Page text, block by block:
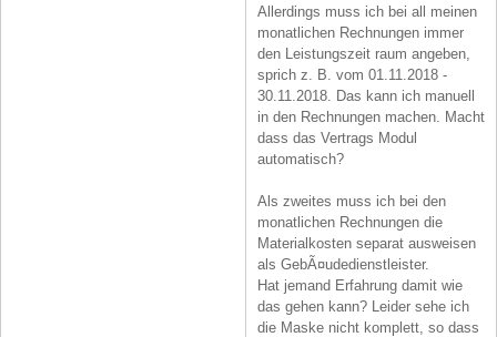
Allerdings muss ich bei all meinen
monatlichen Rechnungen immer
den Leistungszeit raum angeben,
sprich z. B. vom 01.11.2018 -
30.11.2018. Das kann ich manuell
in den Rechnungen machen. Macht
dass das Vertrags Modul
automatisch?
Als zweites muss ich bei den
monatlichen Rechnungen die
Materialkosten separat ausweisen
als GebÃ¤udedienstleister.
Hat jemand Erfahrung damit wie
das gehen kann? Leider sehe ich
die Maske nicht komplett, so dass